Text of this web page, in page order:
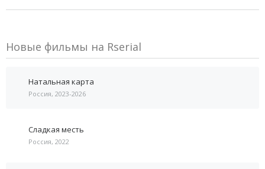
Новые фильмы на Rserial
Натальная карта
Россия, 2023-2026
Сладкая месть
Россия, 2022